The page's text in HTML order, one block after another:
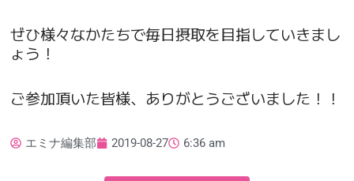
ぜひ様々なかたちで毎日摂取を目指していきまし
ょう！
ご参加頂いた皆様、ありがとうございました！！
エミナ編集部 2019-08-27 6:36 am